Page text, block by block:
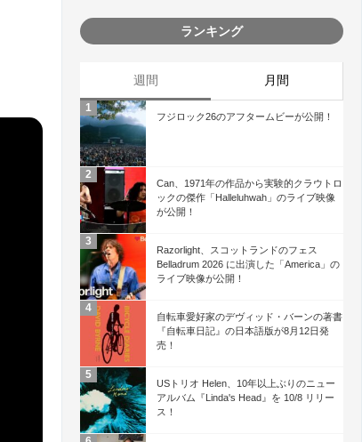
ランキング
週間 月間
フジロック26のアフタームビーが公開！
Can、1971年の作品から実験的クラウトロ
ックの傑作「Halleluhwah」のライブ映像
が公開！
Razorlight、スコットランドのフェス
Belladrum 2026 に出演した「America」の
ライブ映像が公開！
自転車愛好家のデヴィッド・バーンの著書
『自転車日記』の日本語版が8月12日発
売！
USトリオ Helen、10年以上ぶりのニュー
アルバム『Linda's Head』を 10/8 リリー
ス！